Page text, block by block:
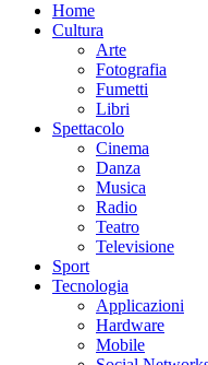
Home
Cultura
Arte
Fotografia
Fumetti
Libri
Spettacolo
Cinema
Danza
Musica
Radio
Teatro
Televisione
Sport
Tecnologia
Applicazioni
Hardware
Mobile